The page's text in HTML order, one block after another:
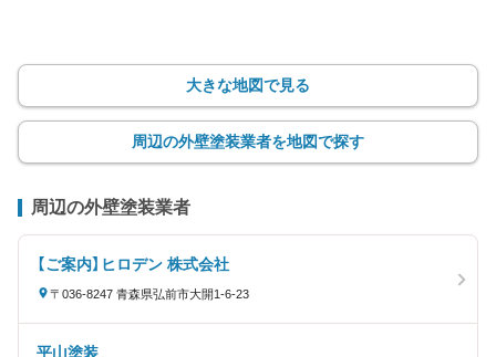
大きな地図で見る
周辺の外壁塗装業者を地図で探す
周辺の外壁塗装業者
【ご案内】ヒロデン 株式会社
〒036-8247 青森県弘前市大開1-6-23
平山塗装